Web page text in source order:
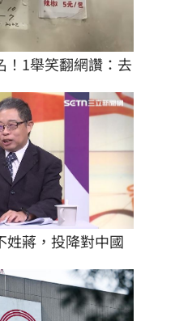
！1舉笑翻網讚：去
姓蔣，投降對中國